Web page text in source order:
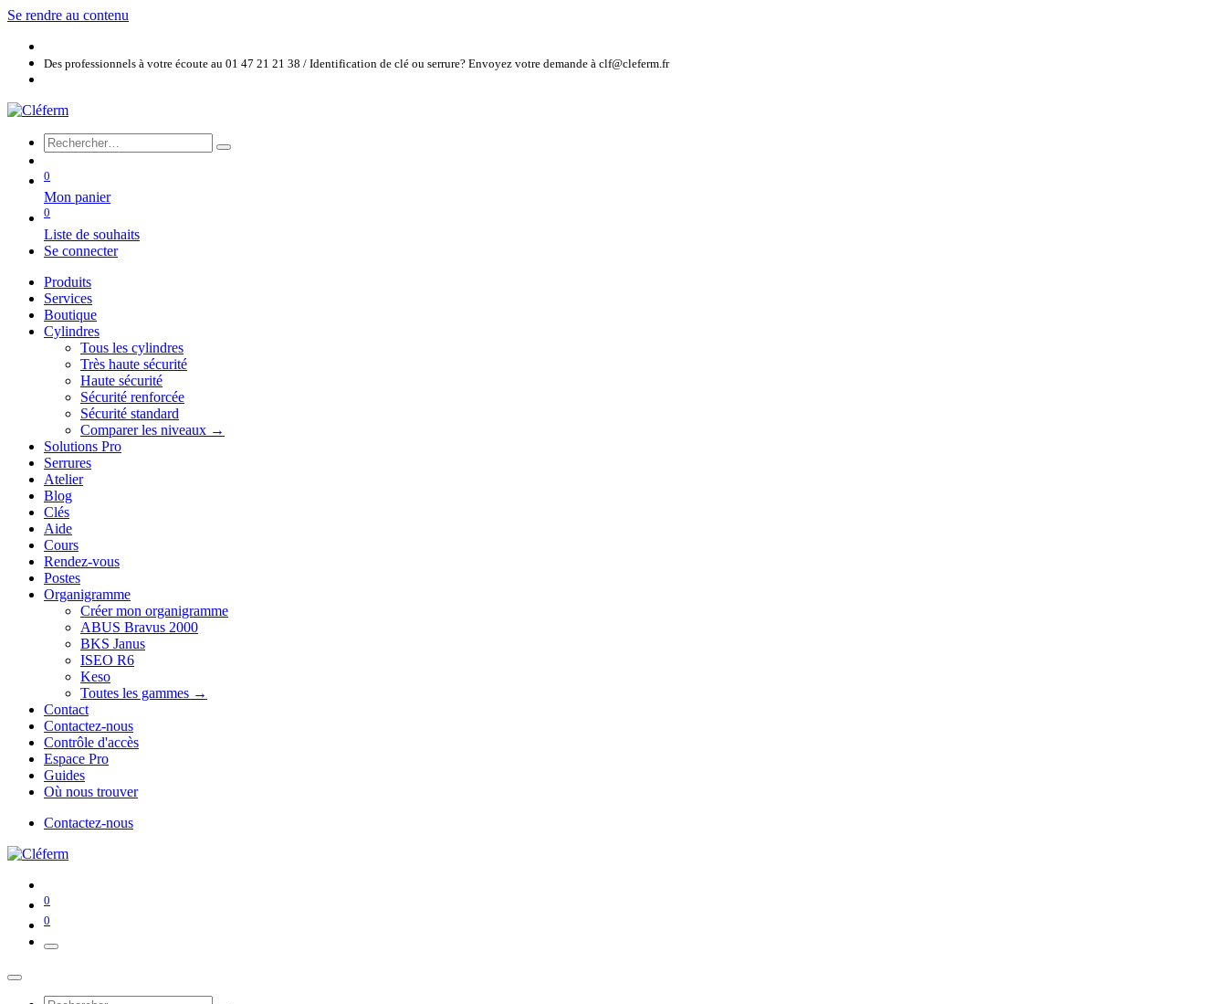
Se rendre au contenu
Des professionnels à votre écoute au 01 47 21 21 38 / Identification de clé ou serrure? Envoyez votre demande à clf@cleferm.fr
0
Mon panier
0
Liste de souhaits
Se connecter
Produits
Services
Boutique
Cylindres
Tous les cylindres
Très haute sécurité
Haute sécurité
Sécurité renforcée
Sécurité standard
Comparer les niveaux →
Solutions Pro
Serrures
Atelier
Blog
Clés
Aide
Cours
Rendez-vous
Postes
Organigramme
Créer mon organigramme
ABUS Bravus 2000
BKS Janus
ISEO R6
Keso
Toutes les gammes →
Contact
Contactez-nous
Contrôle d'accès
Espace Pro
Guides
Où nous trouver
Contactez-nous
0
0